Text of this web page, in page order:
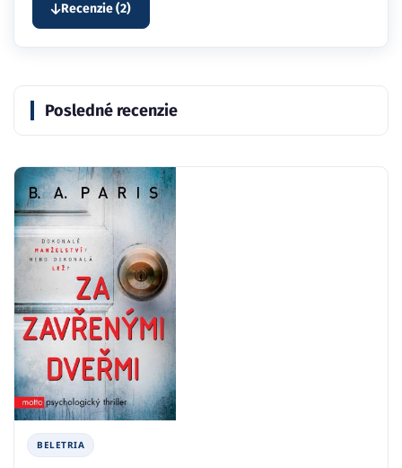
Recenzie (2)
Posledné recenzie
BELETRIA